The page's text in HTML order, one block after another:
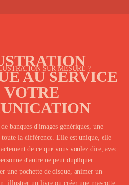
SUR MESURE ?
AU SERVICE
VOTRE
banques d'images génériques, une
la différence. Elle est unique, elle
de ce que vous voulez dire, avec
d'autre ne peut dupliquer.
une pochette de disque, animer un
illustrer un livre ou créer une mascotte